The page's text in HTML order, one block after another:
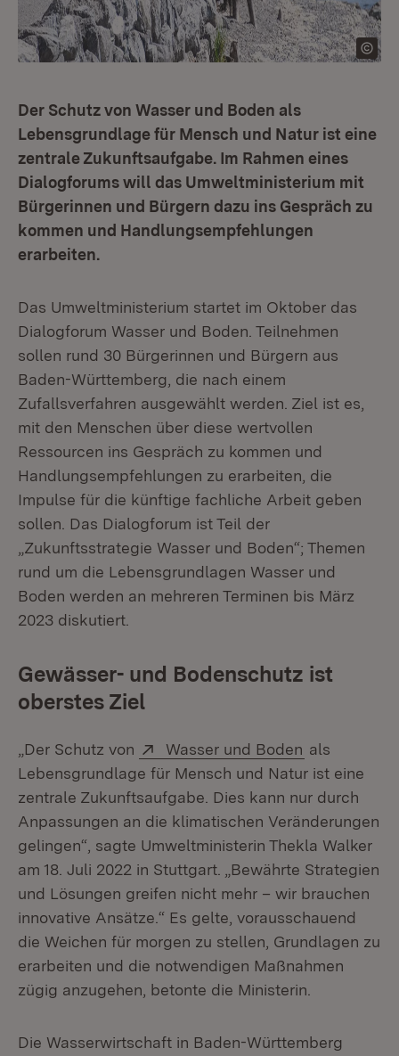
Der Schutz von Wasser und Boden als
Lebensgrundlage für Mensch und Natur ist eine
zentrale Zukunftsaufgabe. Im Rahmen eines
Dialogforums will das Umweltministerium mit
Bürgerinnen und Bürgern dazu ins Gespräch zu
kommen und Handlungsempfehlungen
erarbeiten.
Das Umweltministerium startet im Oktober das
Dialogforum Wasser und Boden. Teilnehmen
sollen rund 30 Bürgerinnen und Bürgern aus
Baden-Württemberg, die nach einem
Zufallsverfahren ausgewählt werden. Ziel ist es,
mit den Menschen über diese wertvollen
Ressourcen ins Gespräch zu kommen und
Handlungsempfehlungen zu erarbeiten, die
Impulse für die künftige fachliche Ar­beit geben
sollen. Das Dialogforum ist Teil der
„Zukunftsstrategie Wasser und Boden“; Themen
rund um die Lebensgrundlagen Wasser und
Boden werden an mehreren Terminen bis März
2023 diskutiert.
Gewässer- und Bodenschutz ist
oberstes Ziel
„Der Schutz von Extern:
Wasser und Boden (Öffnet in
als
Lebensgrundlage für Mensch und Natur ist eine
zentrale Zukunftsaufgabe. Dies kann nur durch
Anpassungen an die klimatischen Veränderungen
gelingen“, sagte Umweltministerin Thekla Walker
am 18. Juli 2022 in Stuttgart. „Bewährte Strategien
und Lösungen greifen nicht mehr – wir brauchen
innovative Ansätze.“ Es gelte, vorausschauend
die Weichen für morgen zu stellen, Grundlagen zu
erarbeiten und die notwendigen Maßnahmen
zügig anzugehen, betonte die Ministerin.
Die Wasserwirtschaft in Baden-Württemberg